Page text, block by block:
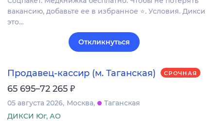
вакансию, добавьте ее в избранное ⭐. Условия. Дикси
это…
Откликнуться
Продавец-кассир (м. Таганская) СРОЧНАЯ
65 695–72 265 ₽
05 августа 2026 Москва
Таганская
ДИКСИ Юг, АО